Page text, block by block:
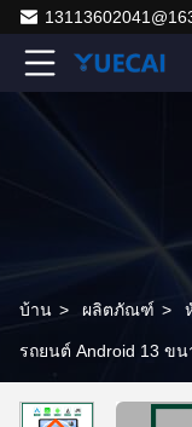
บ้าน > ผลิตภัณฑ์ >
รถยนต์ Android 13 ขน